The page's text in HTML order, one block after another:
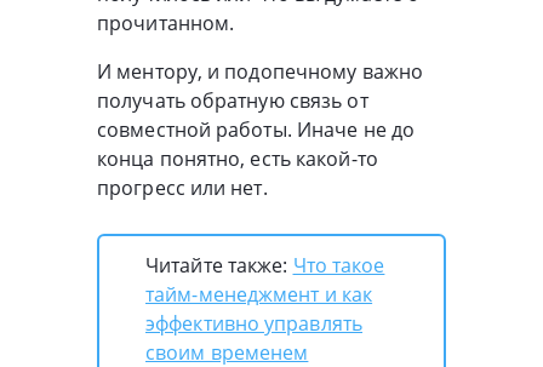
прочитанном.
И ментору, и подопечному важно
получать обратную связь от
совместной работы. Иначе не до
конца понятно, есть какой-то
прогресс или нет.
Читайте также: Что такое
тайм-менеджмент и как
эффективно управлять
своим временем